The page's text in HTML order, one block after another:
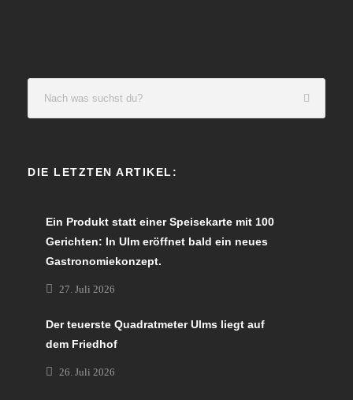
DIE LETZTEN ARTIKEL:
Ein Produkt statt einer Speisekarte mit 100
Gerichten: In Ulm eröffnet bald ein neues
Gastronomiekonzept.
27. Juli 2026
Der teuerste Quadratmeter Ulms liegt auf
dem Friedhof
26. Juli 2026